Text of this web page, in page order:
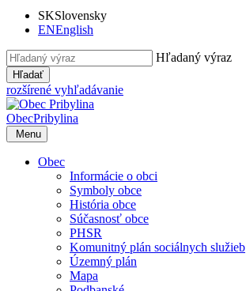
SKSlovensky
ENEnglish
Hľadaný výraz
Hľadať
rozšírené vyhľadávanie
ObecPribylina
Menu
Obec
Informácie o obci
Symboly obce
História obce
Súčasnosť obce
PHSR
Komunitný plán sociálnych služieb
Územný plán
Mapa